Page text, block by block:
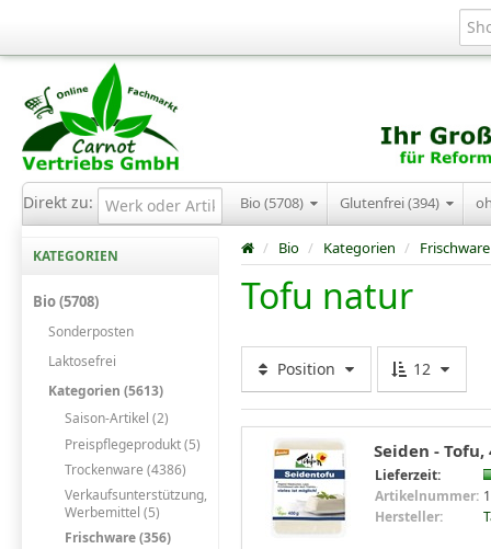
Direkt zu: Bio (5708) Glutenfrei (394)
KATEGORIEN
Bio (5708)
Sonderposten
Laktosefrei
Kategorien (5613)
Saison-Artikel (2)
Preispflegeprodukt (5)
Trockenware (4386)
Verkaufsunterstützung,
Werbemittel (5)
Frischware (356)
/ Bio / Kategorien / Frischware
Tofu natur
Position 12
Seiden -
Lieferzeit:
Artikelnummer:
Hersteller: